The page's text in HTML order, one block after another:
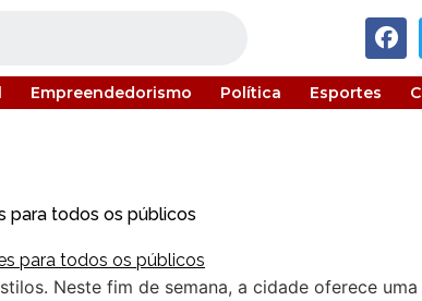
Empreendedorismo Política Esportes
para todos os públicos
Neste fim de semana, a cidade oferece